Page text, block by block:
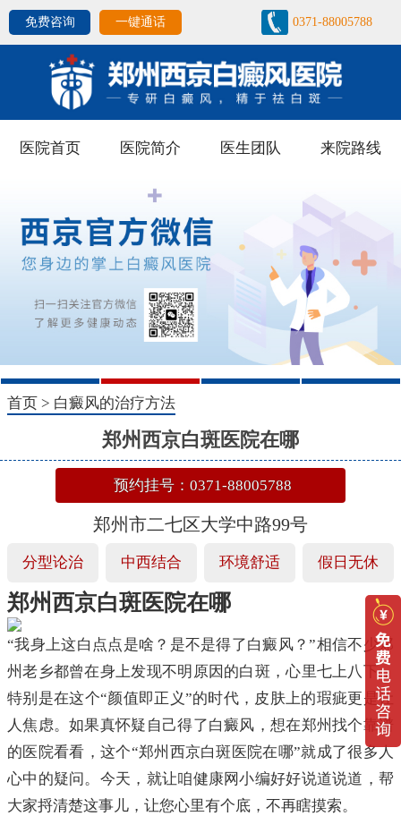
免费咨询 一键通话 0371-88005788
医院首页 医院简介 医生团队 来院路线
1 2 3 4
首页 > 白癜风的治疗方法
郑州西京白斑医院在哪
预约挂号：0371-88005788
郑州市二七区大学中路99号
分型论治 中西结合 环境舒适 假日无休
郑州西京白斑医院在哪
“我身上这白点点是啥？是不是得了白癜风？”相信不少郑
州老乡都曾在身上发现不明原因的白斑，心里七上八下，
特别是在这个“颜值即正义”的时代，皮肤上的瑕疵更是让
人焦虑。如果真怀疑自己得了白癜风，想在郑州找个靠谱
的医院看看，这个“郑州西京白斑医院在哪”就成了很多人
心中的疑问。今天，就让咱健康网小编好好说道说道，帮
大家捋清楚这事儿，让您心里有个底，不再瞎摸索。